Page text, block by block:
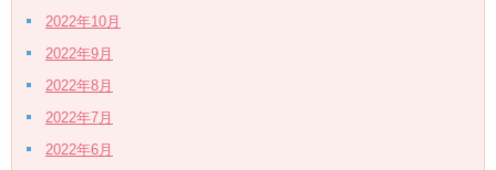
2022年10月
2022年9月
2022年8月
2022年7月
2022年6月